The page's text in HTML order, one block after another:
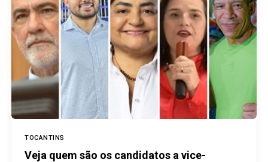
TOCANTINS
Veja quem são os candidatos a vice-